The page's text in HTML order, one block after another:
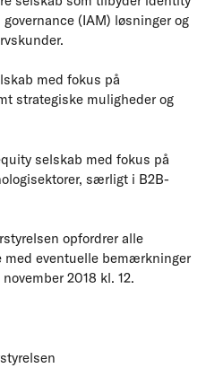
(IAM) løsninger og
med fokus på
strategiske muligheder og
selskab med fokus på
særligt i B2B-
opfordrer alle
med eventuelle bemærkninger
2018 kl. 12.